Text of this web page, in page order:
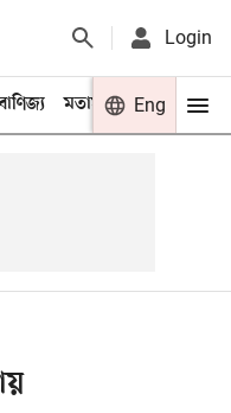
Login
মতামত খেলা
Eng